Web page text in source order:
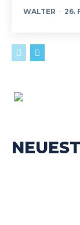
WALTER - 26.